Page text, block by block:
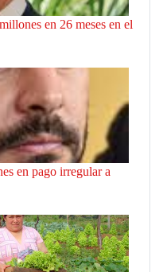
en 26 meses en el
en pago irregular a